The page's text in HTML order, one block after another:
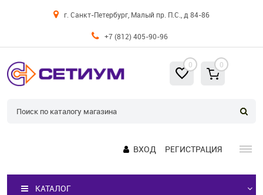
г. Санкт-Петербург, Малый пр. П.С., д 84-86
+7 (812) 405-90-96
0 0
ВХОД РЕГИСТРАЦИЯ
КАТАЛОГ